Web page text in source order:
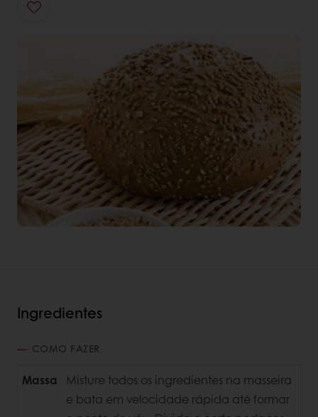
Ingredientes
COMO FAZER
Massa
Misture todos os ingredientes na masseira
e bata em velocidade rápida até formar